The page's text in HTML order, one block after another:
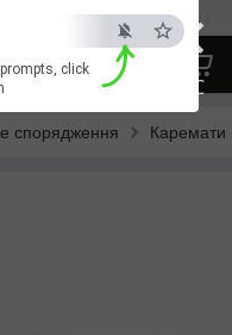
×
ESC
click
від перевірених
спорядження Каремати